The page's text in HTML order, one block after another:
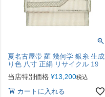
夏名古屋帯 羅 幾何学 銀糸 生成
り色 八寸 正絹 リサイクル 19
当店特別価格 ¥13,200税込
カートに入れる